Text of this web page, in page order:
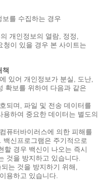
를 수집하는 경우
개인정보의 열람, 정정,
청이 있을 경우 본 사이트는
있어 개인정보가 분실, 도난,
확보를 위하여 다음과 같은
되며, 파일 및 전송 데이터를
하여 중요한 데이터는 별도의
퓨터바이러스에 의한 피해를
신프로그램은 주기적으로
할 경우 백신이 나오는 즉시
것을 방지하고 있습니다.
는 것을 방지하기 위해,
용하고 있습니다.